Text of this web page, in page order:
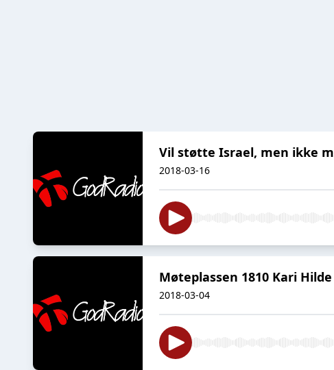
Vil støtte Israel, men ikke
2018-03-16
Møteplassen 1810 Kari
2018-03-04